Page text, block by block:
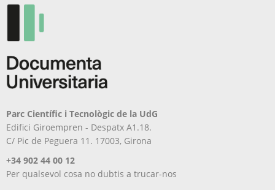
Parc Científic i Tecnològic de la UdG
Edifici Giroempren - Despatx A1.18.
C/ Pic de Peguera 11. 17003, Girona
+34 902 44 00 12
Per qualsevol cosa no dubtis a trucar-nos